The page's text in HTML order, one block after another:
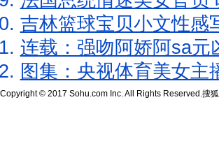
吉林篮球宝贝小文性感
连载：强吻阿娇阿sa元
图集：央视体育美女主
Copyright © 2017 Sohu.com Inc. All Rights Reserved.搜